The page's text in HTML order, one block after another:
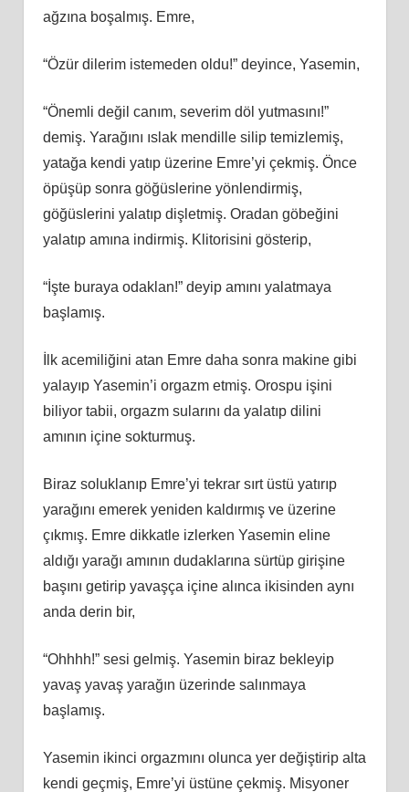
ağzına boşalmış. Emre,
“Özür dilerim istemeden oldu!” deyince, Yasemin,
“Önemli değil canım, severim döl yutmasını!”
demiş. Yarağını ıslak mendille silip temizlemiş,
yatağa kendi yatıp üzerine Emre’yi çekmiş. Önce
öpüşüp sonra göğüslerine yönlendirmiş,
göğüslerini yalatıp dişletmiş. Oradan göbeğini
yalatıp amına indirmiş. Klitorisini gösterip,
“İşte buraya odaklan!” deyip amını yalatmaya
başlamış.
İlk acemiliğini atan Emre daha sonra makine gibi
yalayıp Yasemin’i orgazm etmiş. Orospu işini
biliyor tabii, orgazm sularını da yalatıp dilini
amının içine sokturmuş.
Biraz soluklanıp Emre’yi tekrar sırt üstü yatırıp
yarağını emerek yeniden kaldırmış ve üzerine
çıkmış. Emre dikkatle izlerken Yasemin eline
aldığı yarağı amının dudaklarına sürtüp girişine
başını getirip yavaşça içine alınca ikisinden aynı
anda derin bir,
“Ohhhh!” sesi gelmiş. Yasemin biraz bekleyip
yavaş yavaş yarağın üzerinde salınmaya
başlamış.
Yasemin ikinci orgazmını olunca yer değiştirip alta
kendi geçmiş, Emre’yi üstüne çekmiş. Misyoner